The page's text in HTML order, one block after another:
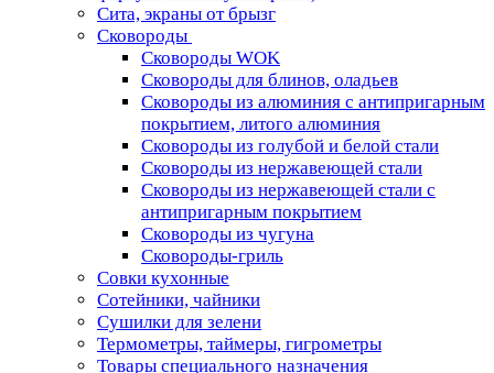
Сита, экраны от брызг
Сковороды
Сковороды WOK
Сковороды для блинов, оладьев
Сковороды из алюминия с антипригарным
покрытием, литого алюминия
Сковороды из голубой и белой стали
Сковороды из нержавеющей стали
Сковороды из нержавеющей стали с
антипригарным покрытием
Сковороды из чугуна
Сковороды-гриль
Совки кухонные
Сотейники, чайники
Сушилки для зелени
Термометры, таймеры, гигрометры
Товары специального назначения